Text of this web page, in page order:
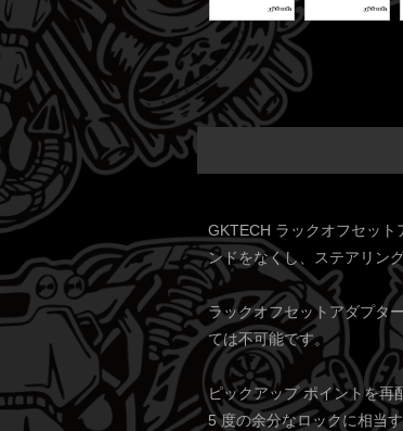
GKTECH ラックオフセッ
ンドをなくし、ステアリン
ラックオフセットアダプタ
ては不可能です。
ピックアップ ポイントを再
5 度の余分なロックに相当